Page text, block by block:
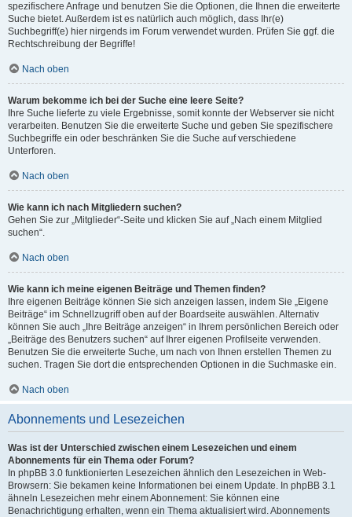
spezifischere Anfrage und benutzen Sie die Optionen, die Ihnen die erweiterte
Suche bietet. Außerdem ist es natürlich auch möglich, dass Ihr(e)
Suchbegriff(e) hier nirgends im Forum verwendet wurden. Prüfen Sie ggf. die
Rechtschreibung der Begriffe!
Nach oben
Warum bekomme ich bei der Suche eine leere Seite?
Ihre Suche lieferte zu viele Ergebnisse, somit konnte der Webserver sie nicht
verarbeiten. Benutzen Sie die erweiterte Suche und geben Sie spezifischere
Suchbegriffe ein oder beschränken Sie die Suche auf verschiedene
Unterforen.
Nach oben
Wie kann ich nach Mitgliedern suchen?
Gehen Sie zur „Mitglieder“-Seite und klicken Sie auf „Nach einem Mitglied
suchen“.
Nach oben
Wie kann ich meine eigenen Beiträge und Themen finden?
Ihre eigenen Beiträge können Sie sich anzeigen lassen, indem Sie „Eigene
Beiträge“ im Schnellzugriff oben auf der Boardseite auswählen. Alternativ
können Sie auch „Ihre Beiträge anzeigen“ in Ihrem persönlichen Bereich oder
„Beiträge des Benutzers suchen“ auf Ihrer eigenen Profilseite verwenden.
Benutzen Sie die erweiterte Suche, um nach von Ihnen erstellen Themen zu
suchen. Tragen Sie dort die entsprechenden Optionen in die Suchmaske ein.
Nach oben
Abonnements und Lesezeichen
Was ist der Unterschied zwischen einem Lesezeichen und einem
Abonnements für ein Thema oder Forum?
In phpBB 3.0 funktionierten Lesezeichen ähnlich den Lesezeichen in Web-
Browsern: Sie bekamen keine Informationen bei einem Update. In phpBB 3.1
ähneln Lesezeichen mehr einem Abonnement: Sie können eine
Benachrichtigung erhalten, wenn ein Thema aktualisiert wird. Abonnements